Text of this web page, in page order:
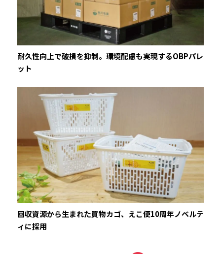
耐久性向上で破損を抑制。環境配慮も実現するOBPパレ
ット
回収資源から生まれた買物カゴ、えこ便10周年ノベルテ
ィに採用